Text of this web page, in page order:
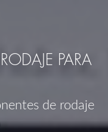
PARA
de rodaje